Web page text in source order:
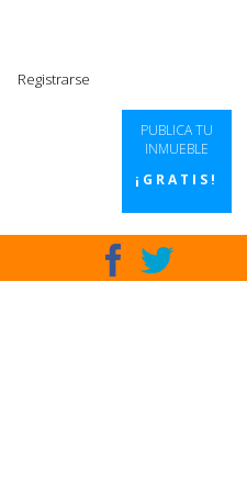
Registrarse
PUBLICA TU
INMUEBLE
¡GRATIS!